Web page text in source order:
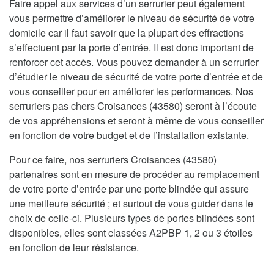
Faire appel aux services d’un serrurier peut également
vous permettre d’améliorer le niveau de sécurité de votre
domicile car il faut savoir que la plupart des effractions
s’effectuent par la porte d’entrée. Il est donc important de
renforcer cet accès. Vous pouvez demander à un serrurier
d’étudier le niveau de sécurité de votre porte d’entrée et de
vous conseiller pour en améliorer les performances. Nos
serruriers pas chers Croisances (43580) seront à l’écoute
de vos appréhensions et seront à même de vous conseiller
en fonction de votre budget et de l’installation existante.
Pour ce faire, nos serruriers Croisances (43580)
partenaires sont en mesure de procéder au remplacement
de votre porte d’entrée par une porte blindée qui assure
une meilleure sécurité ; et surtout de vous guider dans le
choix de celle-ci. Plusieurs types de portes blindées sont
disponibles, elles sont classées A2PBP 1, 2 ou 3 étoiles
en fonction de leur résistance.